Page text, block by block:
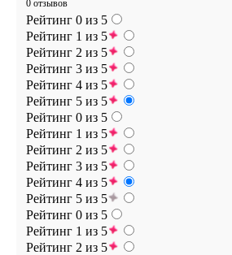
0 отзывов
Рейтинг 0 из 5
Рейтинг 1 из 5
Рейтинг 2 из 5
Рейтинг 3 из 5
Рейтинг 4 из 5
Рейтинг 5 из 5
Рейтинг 0 из 5
Рейтинг 1 из 5
Рейтинг 2 из 5
Рейтинг 3 из 5
Рейтинг 4 из 5
Рейтинг 5 из 5
Рейтинг 0 из 5
Рейтинг 1 из 5
Рейтинг 2 из 5